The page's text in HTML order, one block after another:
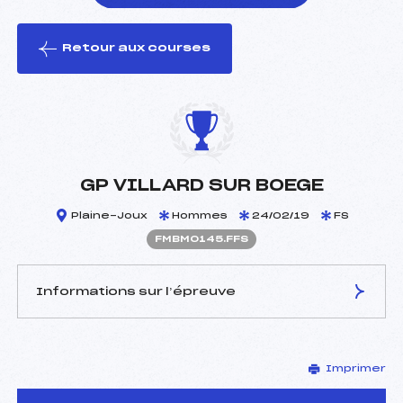
le ski
Retour aux courses
GP VILLARD SUR BOEGE
Plaine-Joux Hommes 24/02/19 FS
FMBM0145.FFS
Informations sur l’épreuve
BOSCHAT AMAURY (MB)
D.T Adjoint :
–
Imprimer